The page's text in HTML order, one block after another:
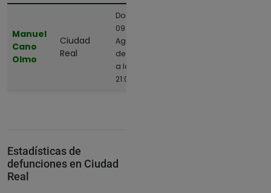
Manuel
Cano
Olmo
Ciudad
Real
Domingo,
09 de
Agosto
de 2026
a las
21:00
Estadísticas de
defunciones en Ciudad
Real